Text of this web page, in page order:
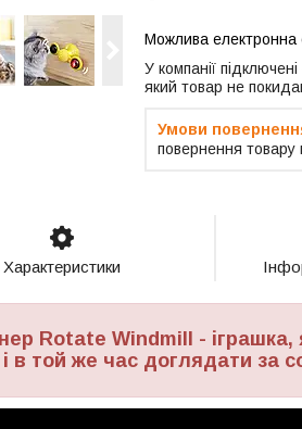
У компанії
який товар не
повернення товару
Характеристики
Rotate Windmill -
в той же час доглядати за